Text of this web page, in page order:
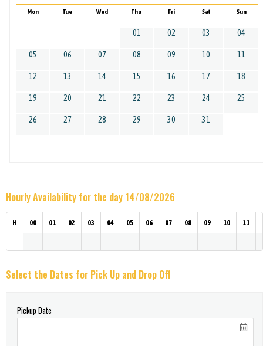
Mon Tue Wed Thu Fri Sat Sun
01 02 03 04
05 06 07 08 09 10 11
12 13 14 15 16 17 18
19 20 21 22 23 24 25
26 27 28 29 30 31
Hourly Availability for the day 14/08/2026
H 00 01 02 03 04 05 06 07 08 09 10 11
Select the Dates for Pick Up and Drop Off
Pickup Date